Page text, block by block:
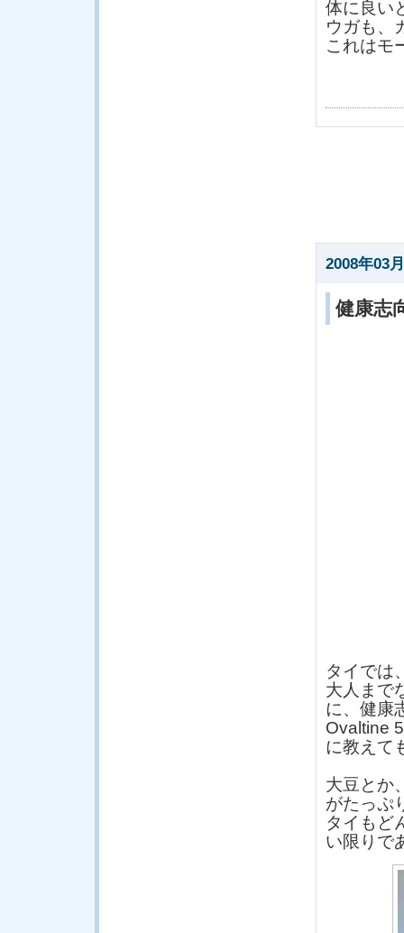
体に良い
ウガも、
これはモ
2008年03
健康志
タイでは
大人まで
に、健康
Ovaltine
に教えて
大豆とか
がたっぷ
タイもど
い限りで